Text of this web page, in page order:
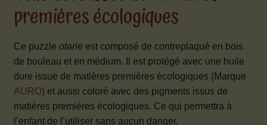
premières écologiques
Ce puzzle otarie est composé de contreplaqué en bois
de bouleau et en médium. Il est protégé avec une huile
dure issue de matières premières écologiques (Marque
AURO) et aussi coloré avec des pigments issus de
matières premières écologiques. Ce qui permettra à
l’enfant de l’utiliser sans aucun danger.